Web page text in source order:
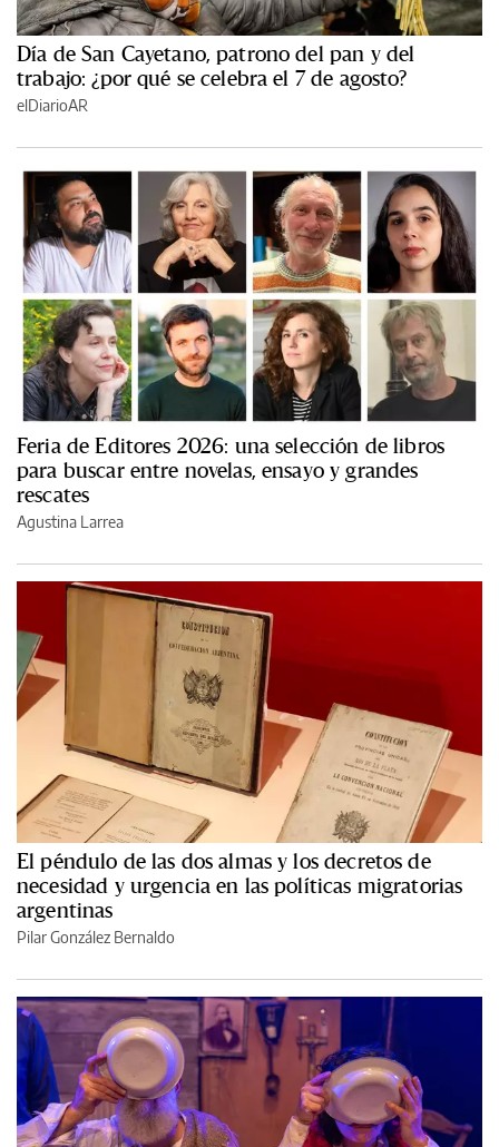
Día de San Cayetano, patrono del pan y del
trabajo: ¿por qué se celebra el 7 de agosto?
elDiarioAR
Feria de Editores 2026: una selección de libros
para buscar entre novelas, ensayo y grandes
rescates
Agustina Larrea
El péndulo de las dos almas y los decretos de
necesidad y urgencia en las políticas migratorias
argentinas
Pilar González Bernaldo